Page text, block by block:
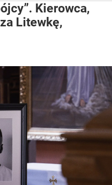
Kierowca,
Litewkę,